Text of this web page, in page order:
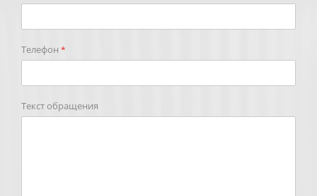
Телефон *
Текст обращения